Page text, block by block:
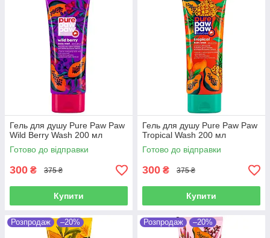
Гель для душу Pure Paw Paw
Wild Berry Wash 200 мл
Готово до відправки
300 ₴ 375 ₴
Купити
Гель для душу Pure Paw Paw
Tropical Wash 200 мл
Готово до відправки
300 ₴ 375 ₴
Купити
Розпродаж –20% Розпродаж –20%